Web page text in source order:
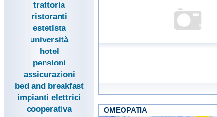
Divertimento
trattoria
ristoranti
estetista
università
hotel
pensioni
assicurazioni
bed and breakfast
impianti elettrici
cooperativa
OMEOPATIA